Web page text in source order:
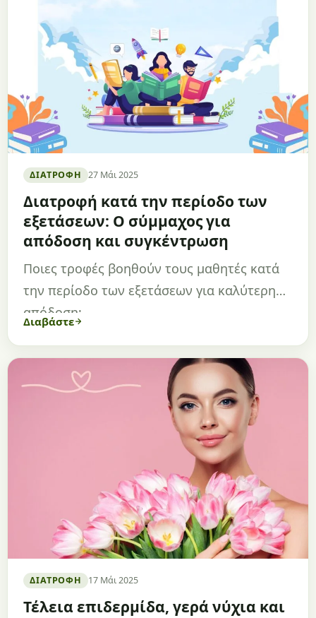
ΔΙΑΤΡΟΦΉ 27 Μάι 2025
Διατροφή κατά την περίοδο των
εξετάσεων: Ο σύμμαχος για
απόδοση και συγκέντρωση
Ποιες τροφές βοηθούν τους μαθητές κατά
την περίοδο των εξετάσεων για καλύτερη
απόδοση;
Διαβάστε
ΔΙΑΤΡΟΦΉ 17 Μάι 2025
Τέλεια επιδερμίδα, γερά νύχια και